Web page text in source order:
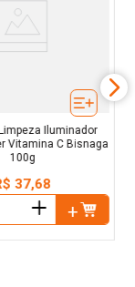
Iluminador
Vitamina C Bisnaga
100g
37,68
＋